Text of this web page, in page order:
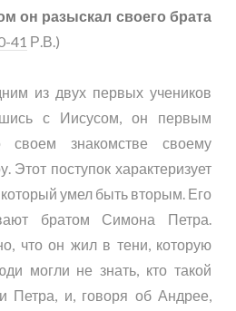
он разыскал своего брата
41 Р.В.)
из двух первых учеников
с Иисусом, он первым
своем знакомстве своему
Этот поступок характеризует
умел быть вторым. Его
братом Симона Петра.
что он жил в тени, которую
могли не знать, кто такой
Петра, и, говоря об Андрее,